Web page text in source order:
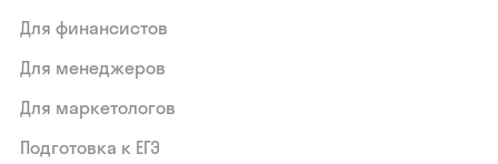
Для финансистов
Для менеджеров
Для маркетологов
Подготовка к ЕГЭ